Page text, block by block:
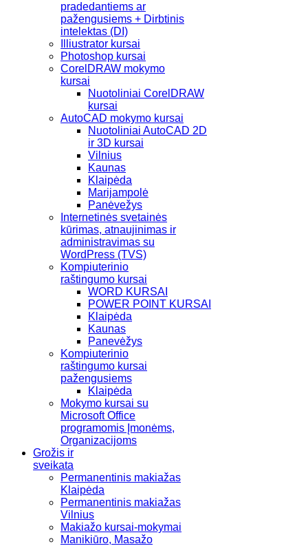
pradedantiems ar
pažengusiems + Dirbtinis
intelektas (DI)
Illiustrator kursai
Photoshop kursai
CorelDRAW mokymo
kursai
Nuotoliniai CorelDRAW
kursai
AutoCAD mokymo kursai
Nuotoliniai AutoCAD 2D
ir 3D kursai
Vilnius
Kaunas
Klaipėda
Marijampolė
Panėvežys
Internetinės svetainės
kūrimas, atnaujinimas ir
administravimas su
WordPress (TVS)
Kompiuterinio
raštingumo kursai
WORD KURSAI
POWER POINT KURSAI
Klaipėda
Kaunas
Panevėžys
Kompiuterinio
raštingumo kursai
pažengusiems
Klaipėda
Mokymo kursai su
Microsoft Office
programomis Įmonėms,
Organizacijoms
Grožis ir
sveikata
Permanentinis makiažas
Klaipėda
Permanentinis makiažas
Vilnius
Makiažo kursai-mokymai
Manikiūro, Masažo